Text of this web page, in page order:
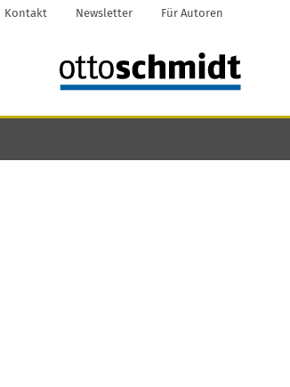
Kontakt Newsletter Für Autoren